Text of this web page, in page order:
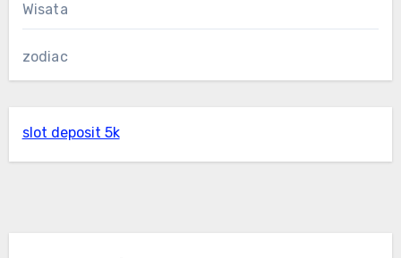
Wisata
zodiac
slot deposit 5k